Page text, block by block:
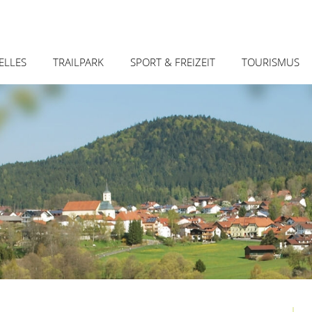
Inhalt
TRAILPARK SPORT & FREIZEIT TOURISMUS